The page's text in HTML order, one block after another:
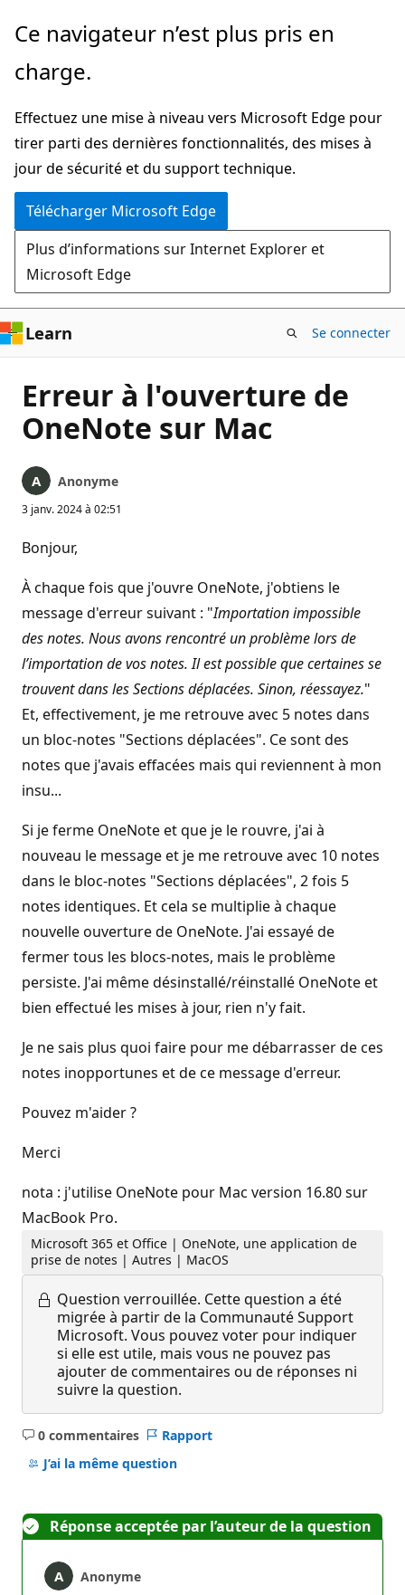
Passer
directement
au
principal
Ce navigateur n’est plus pris en
charge.
Effectuez une mise à niveau vers Microsoft Edge pour
tirer parti des dernières fonctionnalités, des mises à
jour de sécurité et du support technique.
Télécharger Microsoft Edge
Plus d’informations sur Internet Explorer et
Microsoft Edge
Learn Se connecter
Erreur à l'ouverture de
OneNote sur Mac
Anonyme
3 janv. 2024 à 02:51
Bonjour,
À chaque fois que j'ouvre OneNote, j'obtiens le
message d'erreur suivant : "Importation impossible
des notes. Nous avons rencontré un problème lors de
l’importation de vos notes. Il est possible que certaines se
trouvent dans les Sections déplacées. Sinon, réessayez."
Et, effectivement, je me retrouve avec 5 notes dans
un bloc-notes "Sections déplacées". Ce sont des
notes que j'avais effacées mais qui reviennent à mon
insu...
Si je ferme OneNote et que je le rouvre, j'ai à
nouveau le message et je me retrouve avec 10 notes
dans le bloc-notes "Sections déplacées", 2 fois 5
notes identiques. Et cela se multiplie à chaque
nouvelle ouverture de OneNote. J'ai essayé de
fermer tous les blocs-notes, mais le problème
persiste. J'ai même désinstallé/réinstallé OneNote et
bien effectué les mises à jour, rien n'y fait.
Je ne sais plus quoi faire pour me débarrasser de ces
notes inopportunes et de ce message d'erreur.
Pouvez m'aider ?
Merci
nota : j'utilise OneNote pour Mac version 16.80 sur
MacBook Pro.
Microsoft 365 et Office | OneNote, une application de
prise de notes | Autres | MacOS
Question verrouillée. Cette question a été
migrée à partir de la Communauté Support
Microsoft. Vous pouvez voter pour indiquer
si elle est utile, mais vous ne pouvez pas
ajouter de commentaires ou de réponses ni
suivre la question.
0 commentaires
Aucun
commentaire
Rapport
J’ai la même question
Réponse acceptée par l’auteur de la question
Anonyme